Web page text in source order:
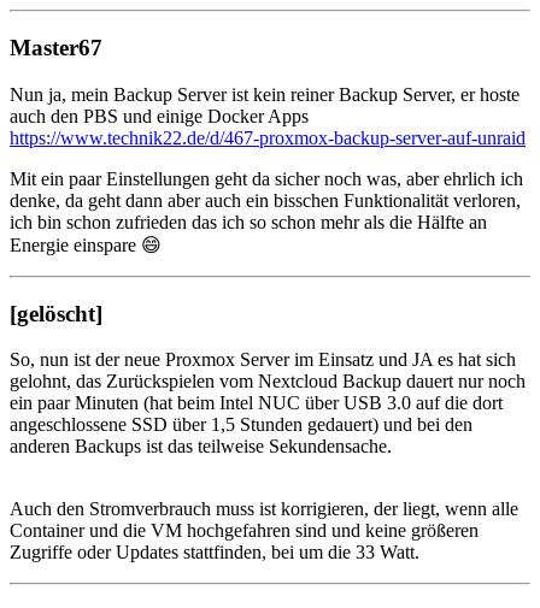
Master67
Nun ja, mein Backup Server ist kein reiner Backup Server, er hoste
auch den PBS und einige Docker Apps
https://www.technik22.de/d/467-proxmox-backup-server-auf-unraid
Mit ein paar Einstellungen geht da sicher noch was, aber ehrlich ich
denke, da geht dann aber auch ein bisschen Funktionalität verloren,
ich bin schon zufrieden das ich so schon mehr als die Hälfte an
Energie einspare 😄
[gelöscht]
So, nun ist der neue Proxmox Server im Einsatz und JA es hat sich
gelohnt, das Zurückspielen vom Nextcloud Backup dauert nur noch
ein paar Minuten (hat beim Intel NUC über USB 3.0 auf die dort
angeschlossene SSD über 1,5 Stunden gedauert) und bei den
anderen Backups ist das teilweise Sekundensache.
Auch den Stromverbrauch muss ist korrigieren, der liegt, wenn alle
Container und die VM hochgefahren sind und keine größeren
Zugriffe oder Updates stattfinden, bei um die 33 Watt.